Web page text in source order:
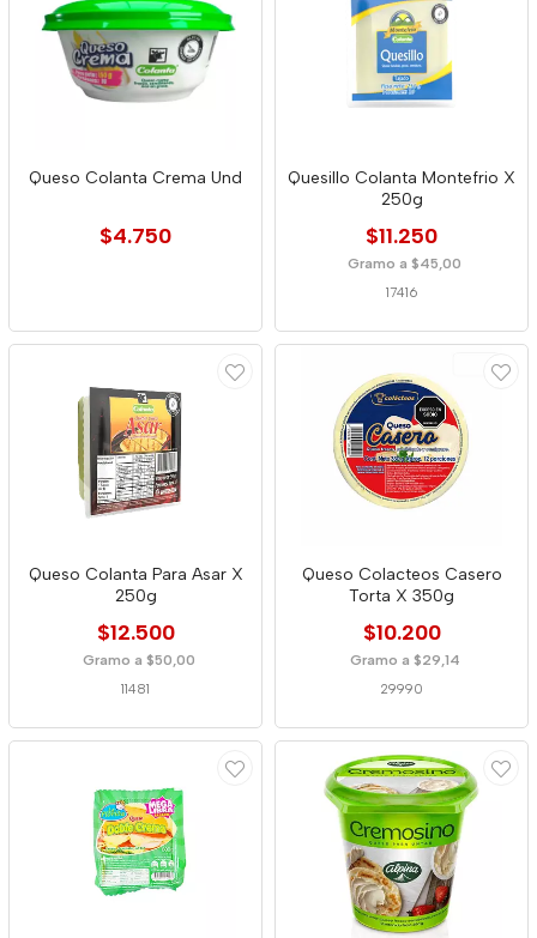
Queso Colanta Crema Und
$4.750
Quesillo Colanta Montefrio X
250g
$11.250
Gramo a $45,00
17416
Queso Colanta Para Asar X
250g
$12.500
Gramo a $50,00
11481
Queso Colacteos Casero
Torta X 350g
$10.200
Gramo a $29,14
29990